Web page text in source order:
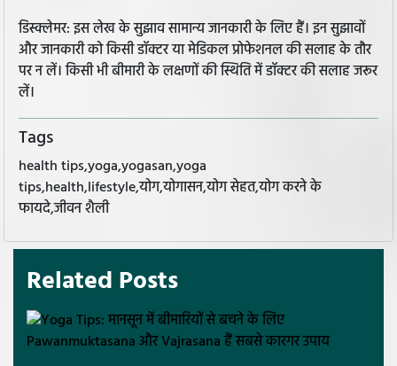
डिस्क्लेमर: इस लेख के सुझाव सामान्य जानकारी के लिए हैं। इन सुझावों
और जानकारी को किसी डॉक्टर या मेडिकल प्रोफेशनल की सलाह के तौर
पर न लें। किसी भी बीमारी के लक्षणों की स्थिति में डॉक्टर की सलाह जरूर
लें।
Tags
health tips,yoga,yogasan,yoga
tips,health,lifestyle,योग,योगासन,योग सेहत,योग करने के
फायदे,जीवन शैली
Related Posts